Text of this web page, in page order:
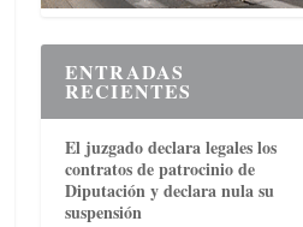
ENTRADAS
RECIENTES
El juzgado declara legales los
contratos de patrocinio de
Diputación y declara nula su
suspensión